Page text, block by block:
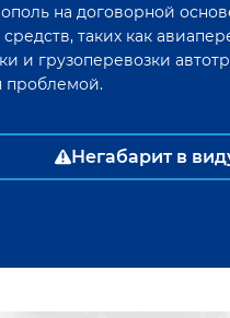
на договорной
таких как
и грузоперевозки
проблемой.
Негабарит в